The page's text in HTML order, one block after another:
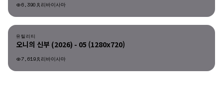
6,390 리바이사마
유틸리티
오니의 신부 (2026) - 05 (1280x720)
7,619 리바이사마